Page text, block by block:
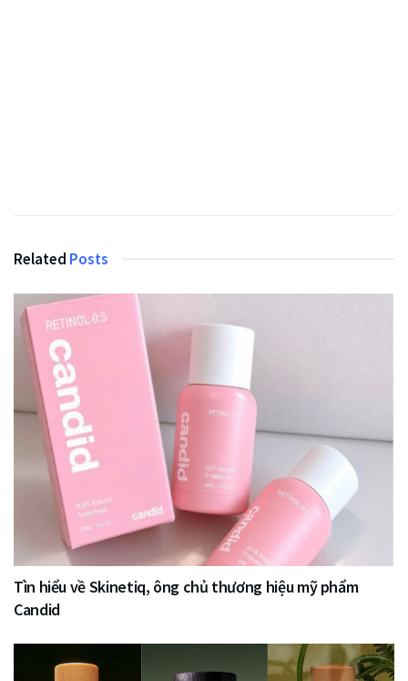
Related Posts
Tìn hiểu về Skinetiq, ông chủ thương hiệu mỹ phẩm
Candid